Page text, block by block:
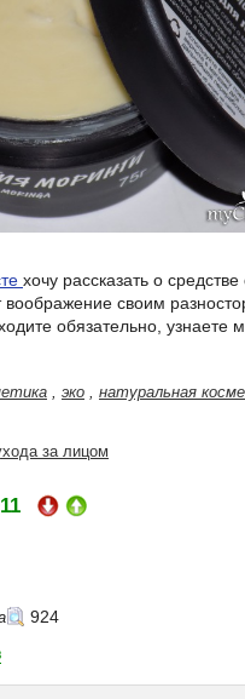
хочу рассказать о средстве
воображение своим
обязательно, узнаете
эко натуральная
за лицом
924